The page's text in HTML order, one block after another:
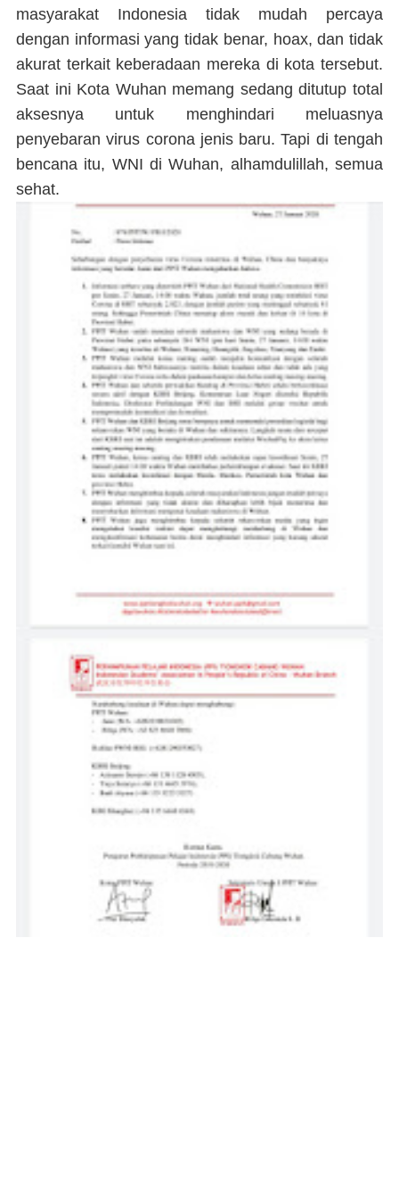
masyarakat Indonesia tidak mudah percaya
dengan informasi yang tidak benar, hoax, dan tidak
akurat terkait keberadaan mereka di kota tersebut.
Saat ini Kota Wuhan memang sedang ditutup total
aksesnya untuk menghindari meluasnya
penyebaran virus corona jenis baru. Tapi di tengah
bencana itu, WNI di Wuhan, alhamdulillah, semua
sehat.